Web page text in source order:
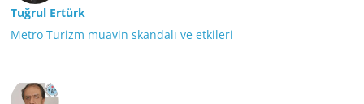
Tuğrul Ertürk
Metro Turizm muavin skandalı ve etkileri